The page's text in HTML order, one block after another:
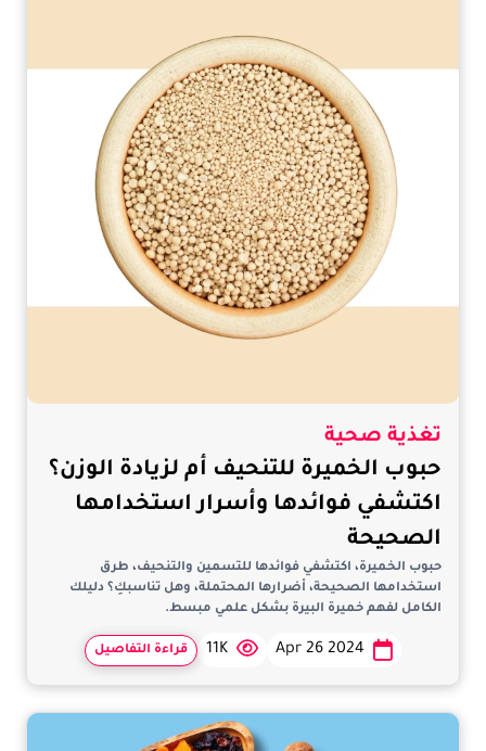
تغذية صحية
حبوب الخميرة للتنحيف أم لزيادة الوزن؟
اكتشفي فوائدها وأسرار استخدامها
الصحيحة
حبوب الخميرة، اكتشفي فوائدها للتسمين والتنحيف، طرق
استخدامها الصحيحة، أضرارها المحتملة، وهل تناسبكِ؟ دليلك
الكامل لفهم خميرة البيرة بشكل علمي مبسط.
Apr 26 2024
11K قراءة التفاصيل